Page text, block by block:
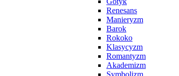
Renesans
Manieryzm
Barok
Rokoko
Klasycyzm
Romantyzm
Akademizm
Symbolizm